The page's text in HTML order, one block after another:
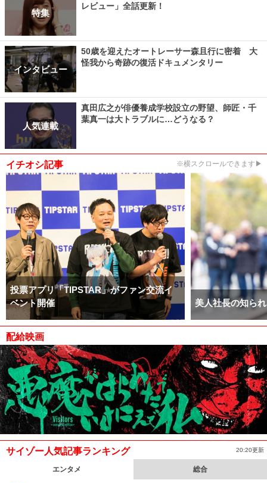
特集
レビュー」全話更新！
インタビュー
50歳を迎えたオートレーサー森且行に密着 大
怪我から奇跡の復活ドキュメンタリー
人気連載
真田広之が俳優養成学校設立の野望、師匠・千
葉真一は大トラブルに…どうなる？
イチオシ記事 ※横スクロールできます▶
投票アプリ「TIPSTAR」がファン交流イ
ベント開催
美人社長の知ら
配給映画
サイゾー人気記事ランキング 20:20更新
エンタメ 総合